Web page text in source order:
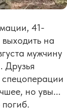
41-
на
мужчину
Друзья
но увы...